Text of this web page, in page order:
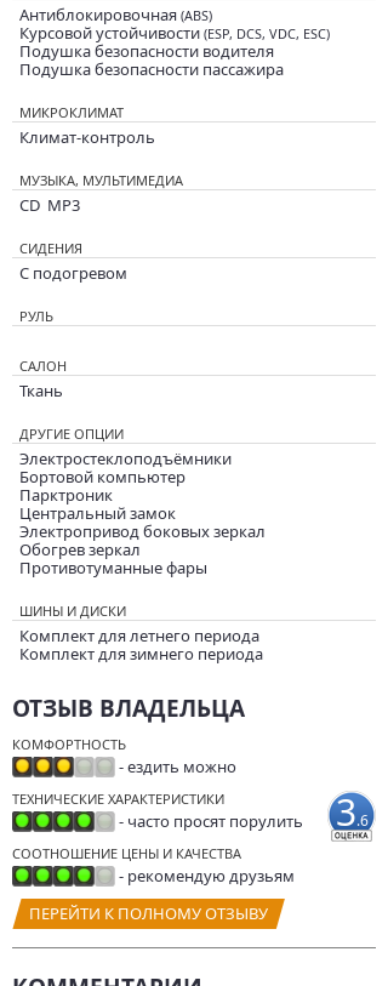
Антиблокировочная (ABS)
Курсовой устойчивости (ESP, DCS, VDC, ESC)
Подушка безопасности водителя
Подушка безопасности пассажира
МИКРОКЛИМАТ
Климат-контроль
МУЗЫКА, МУЛЬТИМЕДИА
CD MP3
СИДЕНИЯ
С подогревом
РУЛЬ
САЛОН
Ткань
ДРУГИЕ ОПЦИИ
Электростеклоподъёмники
Бортовой компьютер
Парктроник
Центральный замок
Электропривод боковых зеркал
Обогрев зеркал
Противотуманные фары
ШИНЫ И ДИСКИ
Комплект для летнего периода
Комплект для зимнего периода
ОТЗЫВ ВЛАДЕЛЬЦА
КОМФОРТНОСТЬ
- ездить можно
ТЕХНИЧЕСКИЕ ХАРАКТЕРИСТИКИ
- часто просят порулить
СООТНОШЕНИЕ ЦЕНЫ И КАЧЕСТВА
- рекомендую друзьям
3.6
ПЕРЕЙТИ К ПОЛНОМУ ОТЗЫВУ